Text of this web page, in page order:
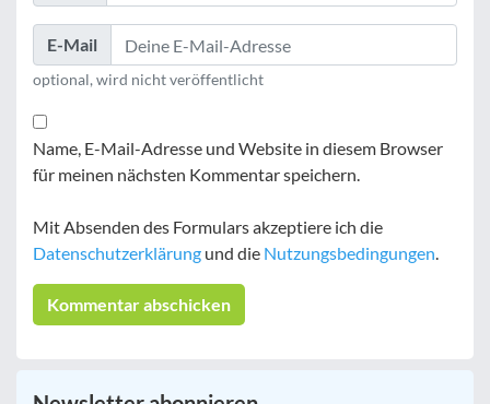
E-Mail
optional, wird nicht veröffentlicht
Name, E-Mail-Adresse und Website in diesem Browser
für meinen nächsten Kommentar speichern.
Mit Absenden des Formulars akzeptiere ich die
Datenschutzerklärung und die Nutzungsbedingungen.